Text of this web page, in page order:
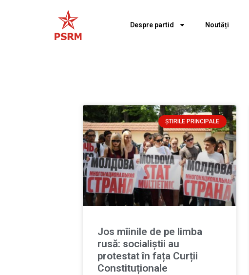
Despre partid Noutăți
ȘTIRILE PRINCIPALE
Jos mîinile de pe limba
rusă: socialiștii au
protestat în fața Curții
Constituționale